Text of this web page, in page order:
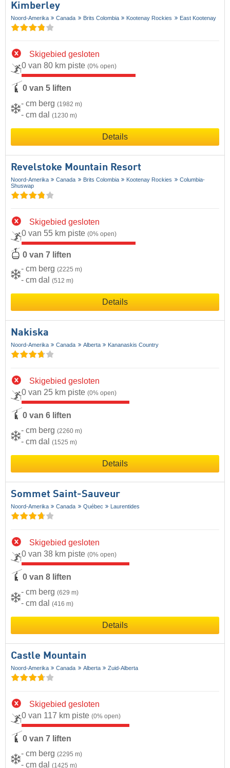
Kimberley
Noord-Amerika Canada Brits Colombia Kootenay Rockies East Kootenay
Skigebied gesloten
0 van 80 km piste (0% open)
0 van 5 liften
- cm berg (1982 m)
- cm dal (1230 m)
Details
Revelstoke Mountain Resort
Noord-Amerika Canada Brits Colombia Kootenay Rockies
Columbia-
Shuswap
Skigebied gesloten
0 van 55 km piste (0% open)
0 van 7 liften
- cm berg (2225 m)
- cm dal (512 m)
Details
Nakiska
Noord-Amerika Canada Alberta Kananaskis Country
Skigebied gesloten
0 van 25 km piste (0% open)
0 van 6 liften
- cm berg (2260 m)
- cm dal (1525 m)
Details
Sommet Saint-Sauveur
Noord-Amerika Canada Québec Laurentides
Skigebied gesloten
0 van 38 km piste (0% open)
0 van 8 liften
- cm berg (629 m)
- cm dal (416 m)
Details
Castle Mountain
Noord-Amerika Canada Alberta Zuid-Alberta
Skigebied gesloten
0 van 117 km piste (0% open)
0 van 7 liften
- cm berg (2295 m)
- cm dal (1425 m)